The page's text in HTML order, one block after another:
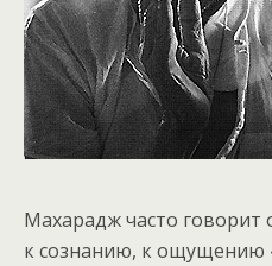
Махарадж часто говорит
к сознанию, к ощущению